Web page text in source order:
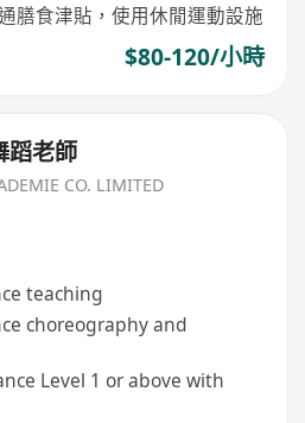
膳食津貼，使用休閒運動設施
$80-120/小時
老師
CO. LIMITED
teaching
choreography and
Level 1 or above with